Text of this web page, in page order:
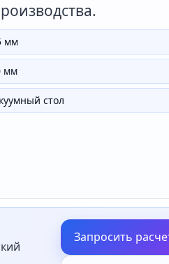
мм
мм
стол
Запросить